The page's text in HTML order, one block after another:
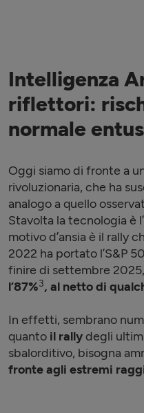
Intelligenza
riflettori:
normale
Oggi siamo di fronte a
rivoluzionaria, che ha
analogo a quello
Stavolta la tecnologia è l’
motivo d’ansia è il rally
2022 ha portato l’S&P
finire di settembre 2025,
l’87%3, al netto di
In effetti, sembrano
quanto il rallydegli
sbalorditivo, bisogna
fronte agli estremi